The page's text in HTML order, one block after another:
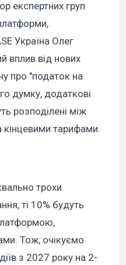
експертних груп
Україна Олег
вплив від нових
про "податок на
думку, додаткові
розподілені між
тарифами.
трохи.
ті 10% будуть
Тож, очікуємо
з 2027 року на 2-